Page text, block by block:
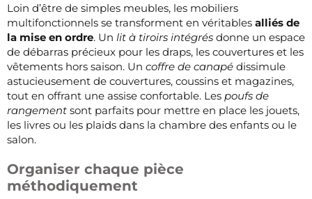
Loin d’être de simples meubles, les mobiliers
multifonctionnels se transforment en véritables alliés de
la mise en ordre. Un lit à tiroirs intégrés donne un espace
de débarras précieux pour les draps, les couvertures et les
vêtements hors saison. Un coffre de canapé dissimule
astucieusement de couvertures, coussins et magazines,
tout en offrant une assise confortable. Les poufs de
rangement sont parfaits pour mettre en place les jouets,
les livres ou les plaids dans la chambre des enfants ou le
salon.
Organiser chaque pièce
méthodiquement